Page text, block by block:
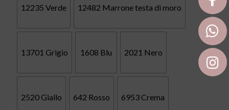
12235 Verde 12482 Marrone testa di moro
13701 Grigio 1608 Blu 2021 Nero
2520 Giallo 642 Rosso 6953 Crema